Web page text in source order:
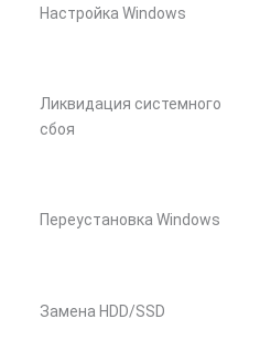
Настройка Windows
Ликвидация системного
сбоя
Переустановка Windows
Замена HDD/SSD